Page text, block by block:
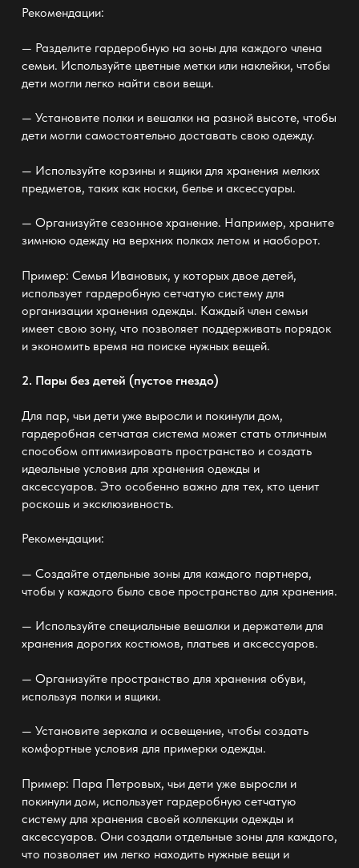
Рекомендации:
— Разделите гардеробную на зоны для каждого члена
семьи. Используйте цветные метки или наклейки, чтобы
дети могли легко найти свои вещи.
— Установите полки и вешалки на разной высоте, чтобы
дети могли самостоятельно доставать свою одежду.
— Используйте корзины и ящики для хранения мелких
предметов, таких как носки, белье и аксессуары.
— Организуйте сезонное хранение. Например, храните
зимнюю одежду на верхних полках летом и наоборот.
Пример: Семья Ивановых, у которых двое детей,
использует гардеробную сетчатую систему для
организации хранения одежды. Каждый член семьи
имеет свою зону, что позволяет поддерживать порядок
и экономить время на поиске нужных вещей.
2. Пары без детей (пустое гнездо)
Для пар, чьи дети уже выросли и покинули дом,
гардеробная сетчатая система может стать отличным
способом оптимизировать пространство и создать
идеальные условия для хранения одежды и
аксессуаров. Это особенно важно для тех, кто ценит
роскошь и эксклюзивность.
Рекомендации:
— Создайте отдельные зоны для каждого партнера,
чтобы у каждого было свое пространство для хранения.
— Используйте специальные вешалки и держатели для
хранения дорогих костюмов, платьев и аксессуаров.
— Организуйте пространство для хранения обуви,
используя полки и ящики.
— Установите зеркала и освещение, чтобы создать
комфортные условия для примерки одежды.
Пример: Пара Петровых, чьи дети уже выросли и
покинули дом, использует гардеробную сетчатую
систему для хранения своей коллекции одежды и
аксессуаров. Они создали отдельные зоны для каждого,
что позволяет им легко находить нужные вещи и